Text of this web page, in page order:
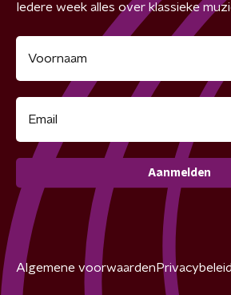
Iedere week alles over klassieke
Aanmelden
Algemene voorwaarden Privacybeleid